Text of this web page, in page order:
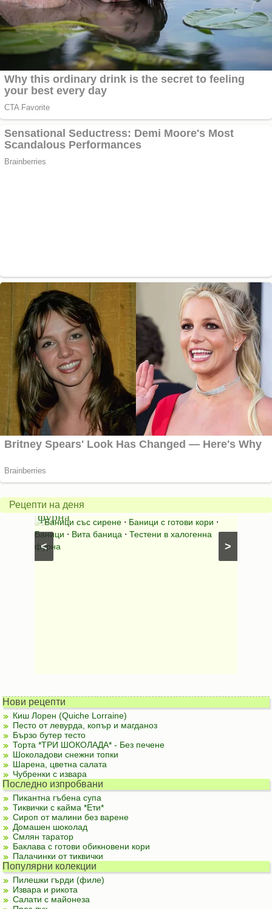
Рецепти на деня
>
<
Вита
баница
в
халогенна
фурна
Баници със сирене ⋅ Баници с готови кори ⋅
Баници ⋅ Вита баница ⋅ Тестени в халогенна
фурна
за
Нови рецепти
Киш Лорен (Quiche Lorraine)
Песто от левурда, копър и магданоз
Бързо бутер тесто
Торта *ТРИ ШОКОЛАДА* - Без печене
Шоколадови снежни топки
Шарена, цветна салата
Чубренки с извара
Последно изпробвани
Пикантна гъбена супа
Тиквички с кайма *Ети*
Сироп от малини без варене
Домашен шоколад
Смлян таратор
Баклава с готови обикновени кори
Палачинки от тиквички
Популярни колекции
Пилешки гърди (филе)
Извара и рикота
Салати с майонеза